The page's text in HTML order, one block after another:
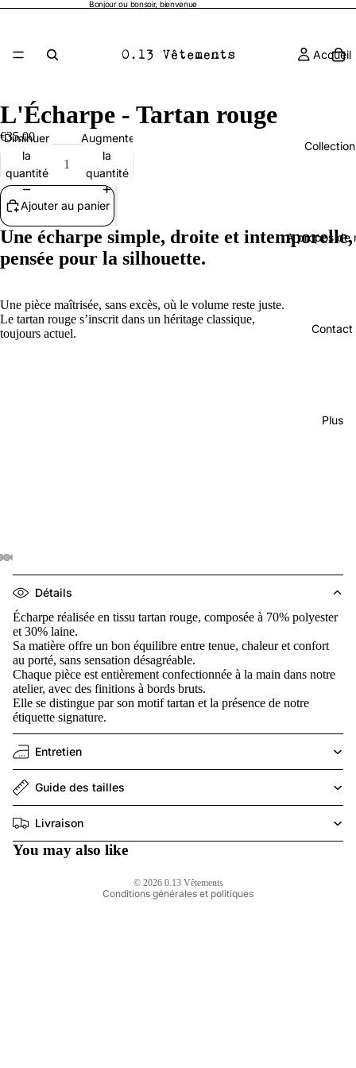
Bonjour ou bonsoir, bienvenue
Accueil
A propos de
Contact
Plus
L'Écharpe - Tartan rouge
€35,00
Diminuer
la
quantité
Augmenter
la
quantité
Ajouter au panier
Une écharpe simple, droite et intemporelle,
pensée pour la silhouette.
Une pièce maîtrisée, sans excès, où le volume reste juste.
Le tartan rouge s’inscrit dans un héritage classique,
toujours actuel.
Détails
Écharpe réalisée en tissu tartan rouge, composée à 70% polyester
et 30% laine.
Sa matière offre un bon équilibre entre tenue, chaleur et confort
au porté, sans sensation désagréable.
Chaque pièce est entièrement confectionnée à la main dans notre
atelier, avec des finitions à bords bruts.
Elle se distingue par son motif tartan et la présence de notre
étiquette signature.
Entretien
Guide des tailles
Livraison
You may also like
© 2026 0.13 Vêtements
Conditions générales et politiques
Politique de remboursement
Politique de confidentialité
Coordonnées
Conditions générales de vente